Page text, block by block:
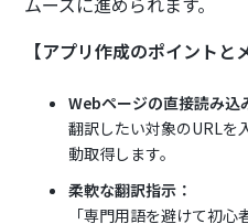
【アプリ作成のポイントと
Webページの直接読み込
翻訳したい対象のURLを
動取得します。
柔軟な翻訳指示：
「専門用語を避けて初